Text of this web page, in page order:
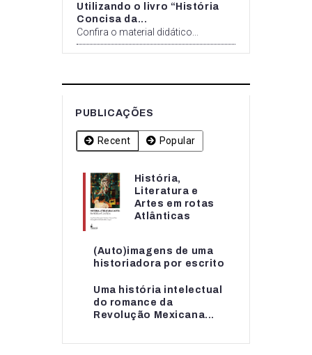
Utilizando o livro “História
Concisa da...
Confira o material didático...
PUBLICAÇÕES
Recent Popular
História,
Literatura e
Artes em rotas
Atlânticas
(Auto)imagens de uma
historiadora por escrito
Uma história intelectual
do romance da
Revolução Mexicana...
História,
Literatura e
Artes em rotas...
(Auto)imagens de uma
historiadora por escrito
Uma história intelectual
do romance da...